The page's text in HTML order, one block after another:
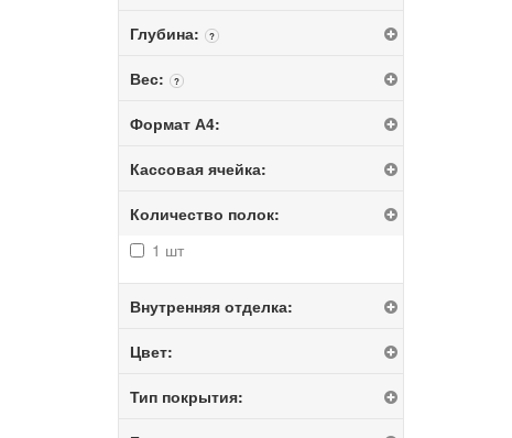
Глубина: ?
Вес: ?
Формат А4:
Кассовая ячейка:
Количество полок:
1 шт
Внутренняя отделка:
Цвет:
Тип покрытия: